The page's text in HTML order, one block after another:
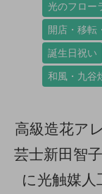
光のフロー
開店・移転
誕生日祝い
和風・九谷
高級造花ア
芸士新田智
に光触媒